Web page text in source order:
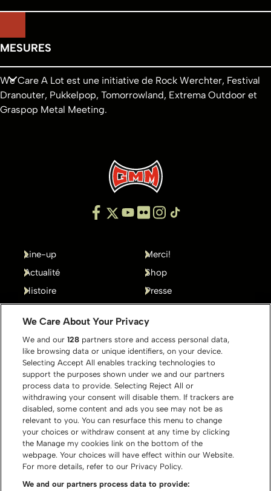
MESURES
We Care A Lot est une initiative de Rock Werchter, Festival
Dranouter, Pukkelpop, Tomorrowland, Extrema Outdoor et
Graspop Metal Meeting.
Line-up
Actualité
Histoire
Merci!
Shop
Presse
We Care About Your Privacy
We and our128 partners store and access personal data,
like browsing data or unique identifiers, on your device.
Selecting Accept All enables tracking technologies to
support the purposes shown under we and our partners
process data to provide. Selecting Reject All or
withdrawing your consent will disable them. If trackers are
disabled, some content and ads you see may not be as
relevant to you. You can resurface this menu to change
your choices or withdraw consent at any time by clicking
the Manage my cookies link on the bottom of the
webpage. Your choices will have effect within our Website.
For more details, refer to our Privacy Policy.
We and our partners process data to provide: